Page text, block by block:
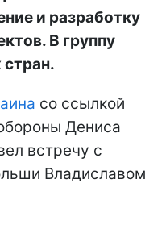
и разработку
В группу
со ссылкой
Дениса
встречу с
Владиславом